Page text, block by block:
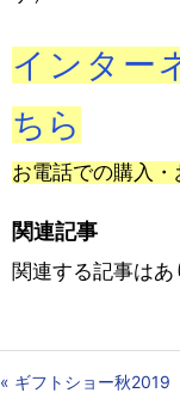
インター
ちら
お電話での購入
関連記事
関連する記事はあ
« ギフトショー秋2019